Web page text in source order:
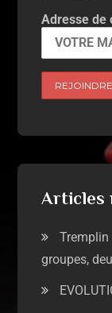
Adresse de
Articles
Tremplin
groupes,